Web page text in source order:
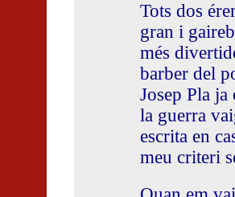
Tots dos
gran i
més
barber del
Josep Pla ja
la guerra
escrita en
meu criteri